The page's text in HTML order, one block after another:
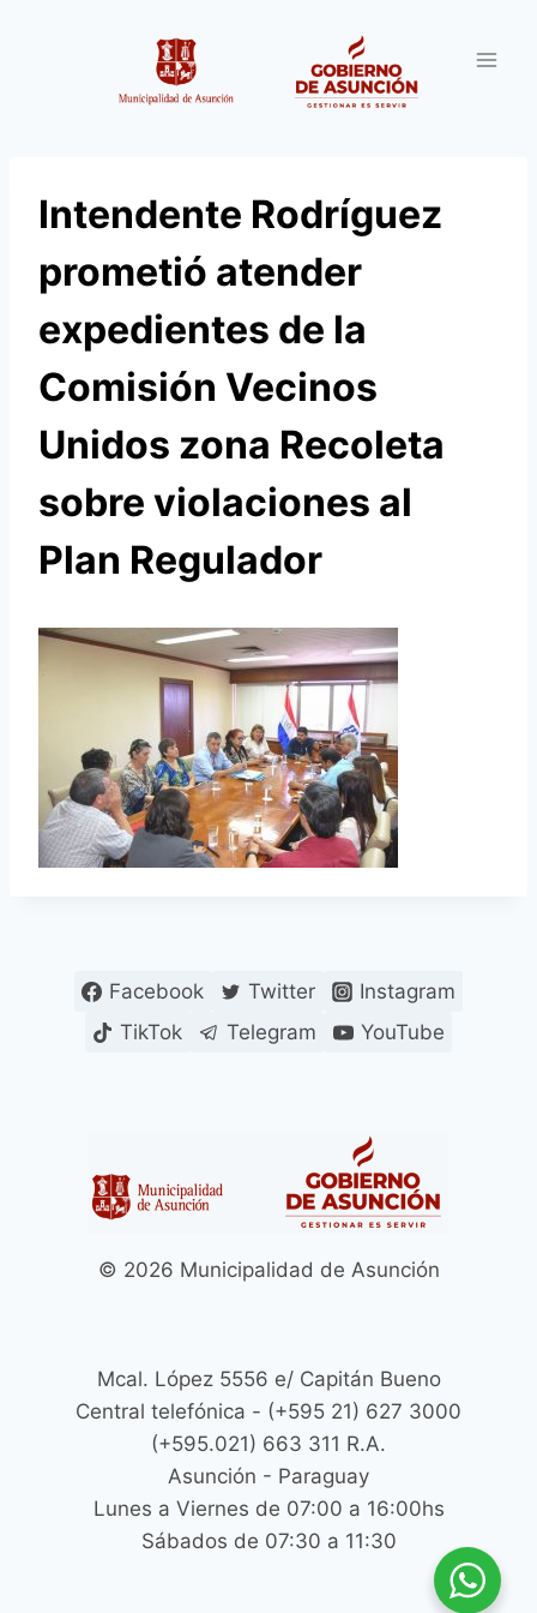
Intendente Rodríguez
prometió atender
expedientes de la
Comisión Vecinos
Unidos zona Recoleta
sobre violaciones al
Plan Regulador
Facebook Twitter
Instagram
TikTok
Telegram YouTube
© 2026 Municipalidad de Asunción
Mcal. López 5556 e/ Capitán Bueno
Central telefónica - (+595 21) 627 3000
(+595.021) 663 311 R.A.
Asunción - Paraguay
Lunes a Viernes de 07:00 a 16:00hs
Sábados de 07:30 a 11:30